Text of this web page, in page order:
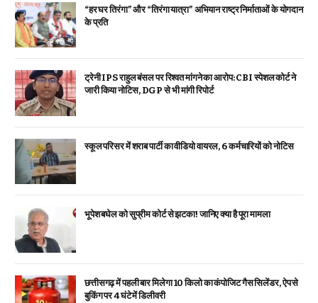
“हर घर तिरंगा” और “तिरंगा यात्रा” अभियान राष्ट्र निर्माताओं के योगदान
के प्रति
ट्रेनी IPS राहुल बंसल पर रिश्वत मांगने का आरोप: CBI स्पेशल कोर्ट ने
जारी किया नोटिस, DGP से भी मांगी रिपोर्ट
स्कूल परिसर में शराब पार्टी का वीडियो वायरल, 6 कर्मचारियों को नोटिस
भूपेश बघेल को सुप्रीम कोर्ट से झटका! जानिए क्या है पूरा मामला
छत्तीसगढ़ में पहली बार मिलेगा 10 किलो का कंपोजिट गैस सिलेंडर, ऐप से
बुकिंग पर 4 घंटे में डिलीवरी